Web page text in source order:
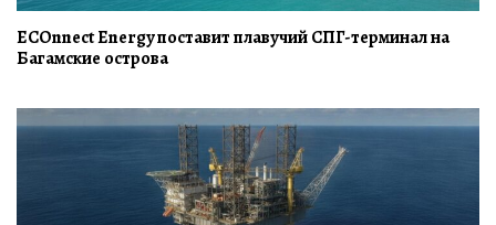
ECOnnect Energy поставит плавучий СПГ-терминал на
Багамские острова